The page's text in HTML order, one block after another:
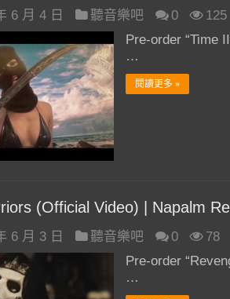
6 月 4 日 聽音樂吧 0
125
Pre-order “Time
…
閱讀更多 »
(Official Video) | Napalm
6 月 3 日 聽音樂吧 0
78
Pre-order
…